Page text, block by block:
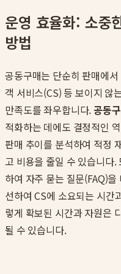
운영 효율화: 소중
방법
공동구매는 단순히 판매에
객 서비스(CS) 등 보이지 않
만족도를 좌우합니다. 공동
적화하는 데에도 결정적인
판매 추이를 분석하여 적정
고 비용을 줄일 수 있습니다.
하여 자주 묻는 질문(FAQ)
선하여 CS에 소요되는 시간
렇게 확보된 시간과 자원은
될 수 있습니다.